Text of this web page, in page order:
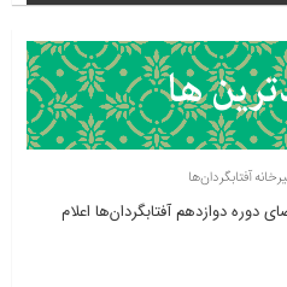
آفتابگردان‌ها
دوره دوازدهم آفتابگردان‌ها اعلام